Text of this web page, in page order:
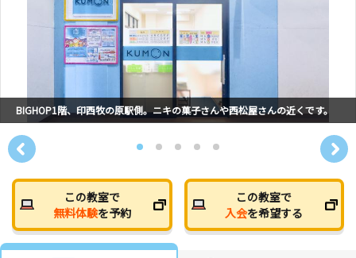
BIGHOP1階、印西牧の原駅側。ニキの菓子さんや西松屋さんの近くです。
この教室で
無料体験を予約
この教室で
入会を希望する